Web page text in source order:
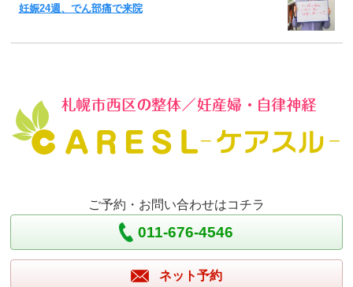
妊娠24週、でん部痛で来院
ご予約・お問い合わせはコチラ
011-676-4546
ネット予約